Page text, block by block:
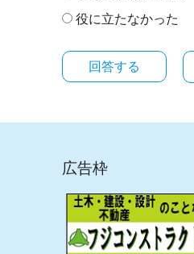
役に立たなかった
広告枠